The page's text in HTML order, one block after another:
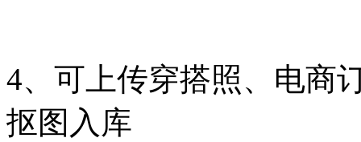
4、可上传穿搭照、电商
抠图入库